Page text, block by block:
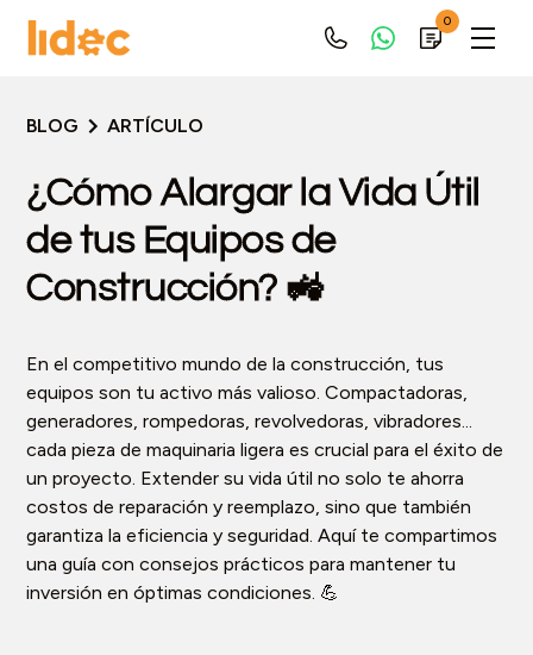
0
BLOG ARTÍCULO
¿Cómo Alargar la Vida Útil
de tus Equipos de
Construcción? 🚜
En el competitivo mundo de la construcción, tus
equipos son tu activo más valioso. Compactadoras,
generadores, rompedoras, revolvedoras, vibradores...
cada pieza de maquinaria ligera es crucial para el éxito de
un proyecto. Extender su vida útil no solo te ahorra
costos de reparación y reemplazo, sino que también
garantiza la eficiencia y seguridad. Aquí te compartimos
una guía con consejos prácticos para mantener tu
inversión en óptimas condiciones. 💪